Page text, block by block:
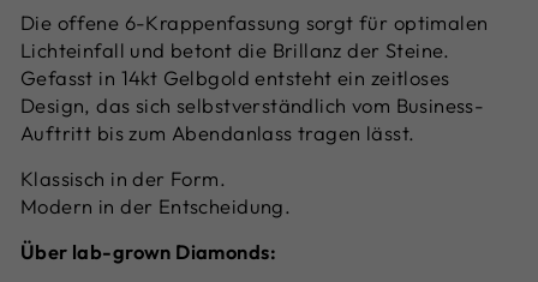
Die offene 6-Krappenfassung sorgt für optimalen
Lichteinfall und betont die Brillanz der Steine.
Gefasst in 14kt Gelbgold entsteht ein zeitloses
Design, das sich selbstverständlich vom Business-
Auftritt bis zum Abendanlass tragen lässt.
Klassisch in der Form.
Modern in der Entscheidung.
Über lab-grown Diamonds: